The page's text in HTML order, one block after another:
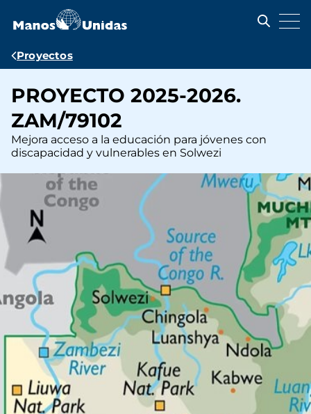
contenido
Ruta
navegación
Proyectos
PROYECTO 2025-2026.
ZAM/79102
Mejora acceso a la educación para jóvenes con
discapacidad y vulnerables en Solwezi